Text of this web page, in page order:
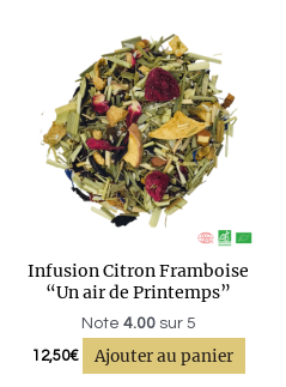
Infusion Citron Framboise
“Un air de Printemps”
Note 4.00sur 5
12,50€ Ajouter au panier